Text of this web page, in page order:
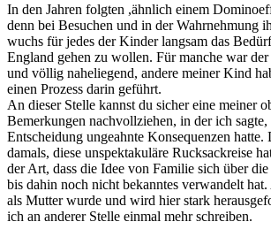
In den Jahren folgten ,ähnlich einem
denn bei Besuchen und in der Wahrnehmung
wuchs für jedes der Kinder langsam das
England gehen zu wollen. Für manche war
und völlig naheliegend, andere meiner Kind
einen Prozess darin geführt.
An dieser Stelle kannst du sicher eine meiner
Bemerkungen nachvollziehen, in der ich sagte,
Entscheidung ungeahnte Konsequenzen
damals, diese unspektakuläre Rucksackreise
der Art, dass die Idee von Familie sich über
bis dahin noch nicht bekanntes verwandelt
als Mutter wurde und wird hier stark
ich an anderer Stelle einmal mehr schreiben.